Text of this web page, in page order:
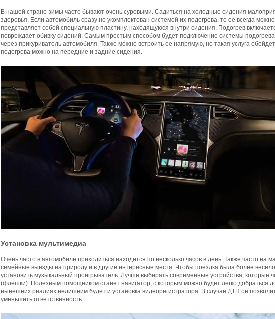
В нашей стране зимы часто бывают очень суровыми. Садиться на холодные сидения
здоровья. Если автомобиль сразу не укомплектован системой их подогрева, то ее всегда
представляет собой специальную пластину, находящуюся внутри сидения. Подогрев
повреждает обивку сидений. Самым простым способом будет подключение системы подогрева
через прикуриватель автомобиля. Также можно встроить ее напрямую, но такая услуга
подогрева можно на передние и задние сидения.
Установка мультимедиа
Очень часто в автомобиле приходиться находится по несколько часов в день. Также часто на
семейные выезды на природу и в другие интересные места. Чтобы поездка была более
установить музыкальный проигрыватель. Лучше выбирать современные устройства, которые
(флешки). Полезным помощником станет навигатор, с которым можно будет легко добраться
нынешних реалиях нелишним будет и установка видеорегистратора. В случае ДТП он
уменьшить ответственность.